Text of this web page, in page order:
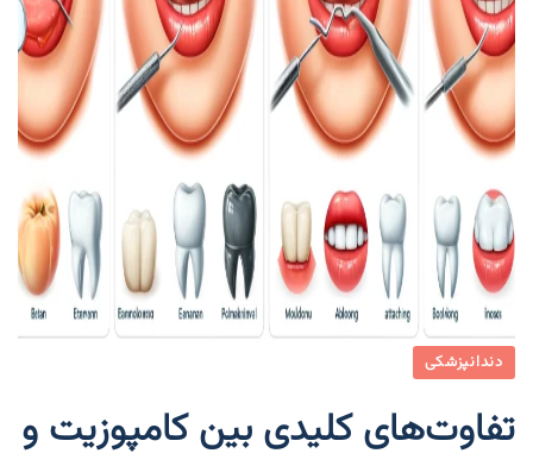
دندانپزشکی
تفاوت‌های کلیدی بین کامپوزیت و